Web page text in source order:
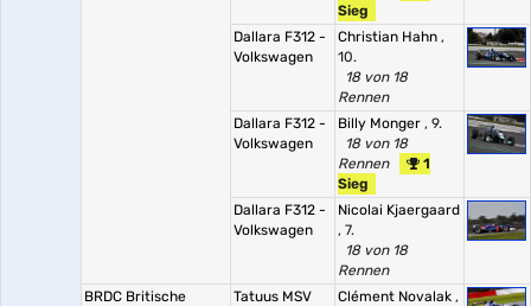
Sieg
Dallara F312 -
Volkswagen
Christian Hahn ,
10.
18 von 18
Rennen
Dallara F312 -
Volkswagen
Billy Monger , 9.
18 von 18
Rennen
1
Sieg
Dallara F312 -
Volkswagen
Nicolai Kjaergaard
, 7.
18 von 18
Rennen
BRDC Britische
Tatuus MSV
Clément Novalak ,